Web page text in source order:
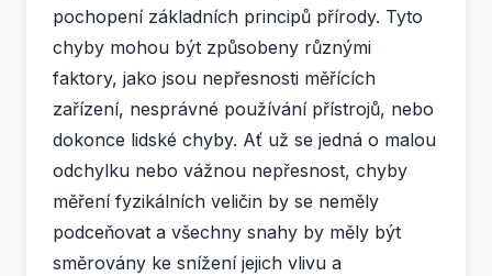
pochopení základních principů přírody. Tyto
chyby mohou být způsobeny různými
faktory, jako jsou nepřesnosti měřících
zařízení, nesprávné používání přístrojů, nebo
dokonce lidské chyby. Ať už se jedná o malou
odchylku nebo vážnou nepřesnost, chyby
měření fyzikálních veličin by se neměly
podceňovat a všechny snahy by měly být
směrovány ke snížení jejich vlivu a